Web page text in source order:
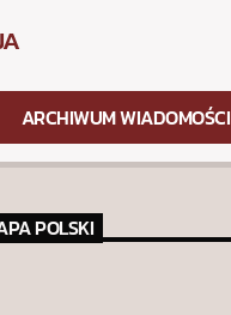
ARCHIWUM WIADOMOŚCI
POLSKI